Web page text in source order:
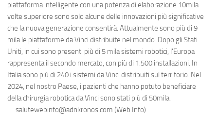
piattaforma intelligente con una potenza di elaborazione 10mila
volte superiore sono solo alcune delle innovazioni più significative
che la nuova generazione consentirà. Attualmente sono più di 9
mila le piattaforme da Vinci distribuite nel mondo. Dopo gli Stati
Uniti, in cui sono presenti più di 5 mila sistemi robotici, l'Europa
rappresenta il secondo mercato, con più di 1.500 installazioni. In
Italia sono più di 240 i sistemi da Vinci distribuiti sul territorio. Nel
2024, nel nostro Paese, i pazienti che hanno potuto beneficiare
della chirurgia robotica da Vinci sono stati più di 50mila.
—salutewebinfo@adnkronos.com (Web Info)